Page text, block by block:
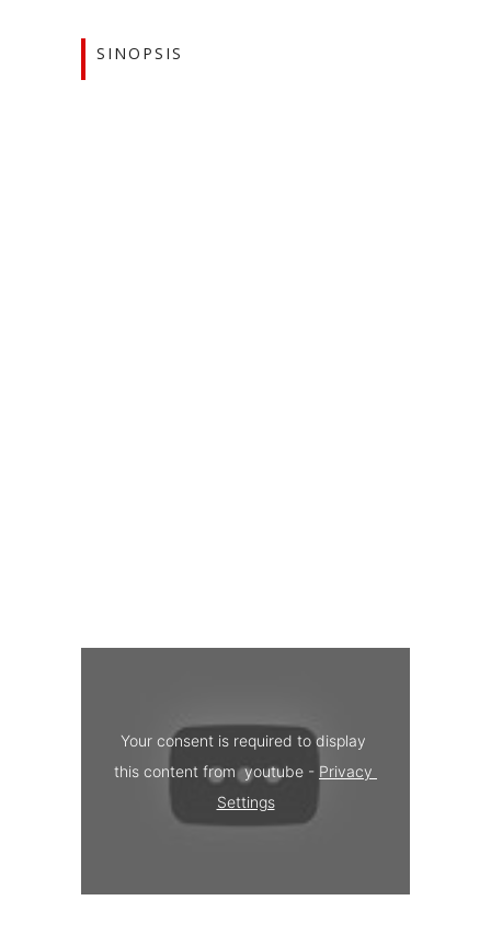
SINOPSIS
Your consent is required to display
this content from  youtube - Privacy
Settings